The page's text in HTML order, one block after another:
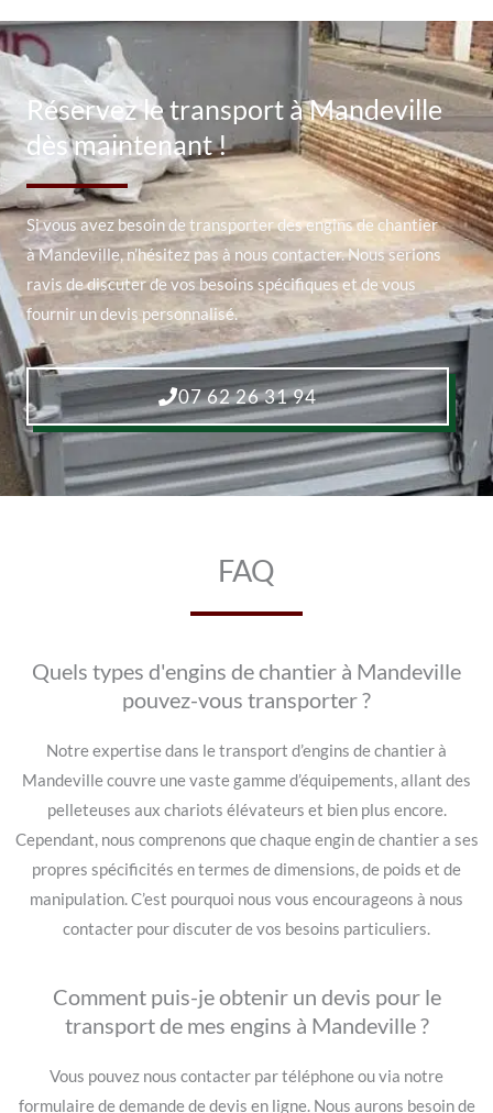
Réservez le transport à Mandeville
dès maintenant !
Si vous avez besoin de transporter des engins de chantier
à Mandeville, n’hésitez pas à nous contacter. Nous serions
ravis de discuter de vos besoins spécifiques et de vous
fournir un devis personnalisé.
07 62 26 31 94
FAQ
Quels types d'engins de chantier à Mandeville
pouvez-vous transporter ?
Notre expertise dans le transport d’engins de chantier à
Mandeville couvre une vaste gamme d’équipements, allant des
pelleteuses aux chariots élévateurs et bien plus encore.
Cependant, nous comprenons que chaque engin de chantier a ses
propres spécificités en termes de dimensions, de poids et de
manipulation. C’est pourquoi nous vous encourageons à nous
contacter pour discuter de vos besoins particuliers.
Comment puis-je obtenir un devis pour le
transport de mes engins à Mandeville ?
Vous pouvez nous contacter par téléphone ou via notre
formulaire de demande de devis en ligne. Nous aurons besoin de